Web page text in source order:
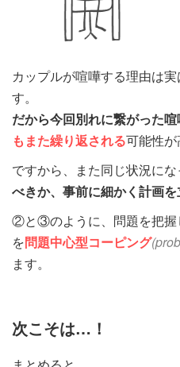
カップルが喧嘩する理由は
す。
だから今回別れに繋がった喧
もまた繰り返される可能性が
ですから、また同じ状況にな
べきか、事前に細かく計画を
②と③のように、問題を把握
を問題中心型コーピング
ます。
次こそは…！